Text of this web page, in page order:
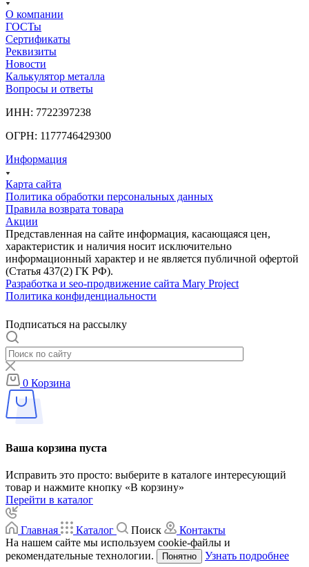
О компании
ГОСТы
Сертификаты
Реквизиты
Новости
Калькулятор металла
Вопросы и ответы
ИНН: 7722397238
ОГРН: 1177746429300
Информация
Карта сайта
Политика обработки персональных данных
Правила возврата товара
Акции
Представленная на сайте информация, касающаяся цен,
характеристик и наличия носит исключительно
информационный характер и не является публичной офертой
(Статья 437(2) ГК РФ).
Разработка и seo-продвижение сайта Mary Project
Политика конфиденциальности
Подписаться на рассылку
0 Корзина
Ваша корзина пуста
Исправить это просто: выберите в каталоге интересующий
товар и нажмите кнопку «В корзину»
Перейти в каталог
Главная Каталог Поиск
Контакты
На нашем сайте мы используем cookie-файлы и
рекомендательные технологии.
Понятно Узнать подробнее